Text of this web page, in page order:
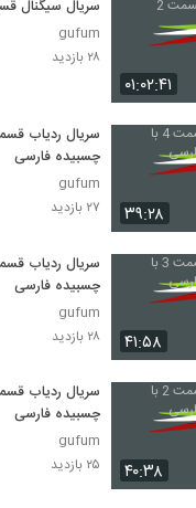
۰۱:۰۲:۴۱
سریال سیگنال
gufum
۲۸ بازدید
۳۹:۲۸
چسبیده فارسی
gufum
۲۷ بازدید
۴۱:۵۸
چسبیده فارسی
gufum
۲۸ بازدید
۴۰:۳۸
چسبیده فارسی
gufum
۲۵ بازدید